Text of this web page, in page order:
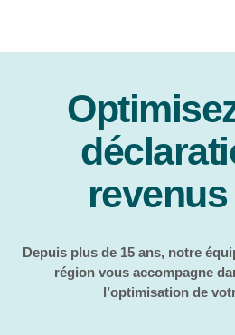
revenus
Depuis plus de 15 ans, notre
région vous accompagne
l’optimisation de